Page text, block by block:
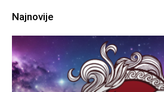
Najnovije